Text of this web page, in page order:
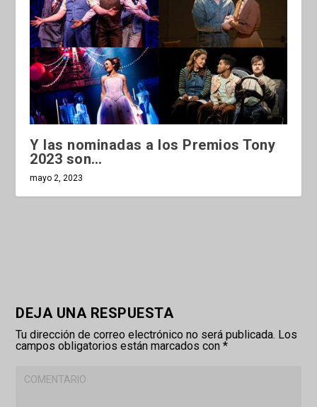
Y las nominadas a los Premios Tony
2023 son…
mayo 2, 2023
DEJA UNA RESPUESTA
Tu dirección de correo electrónico no será publicada. Los
campos obligatorios están marcados con*